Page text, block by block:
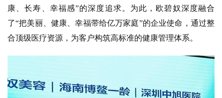
康、长寿、幸福感”的深度追求。为此，欧碧奴深度融合
了“把美丽、健康、幸福带给亿万家庭”的企业使命，通过整
合顶级医疗资源，为客户构筑高标准的健康管理体系。